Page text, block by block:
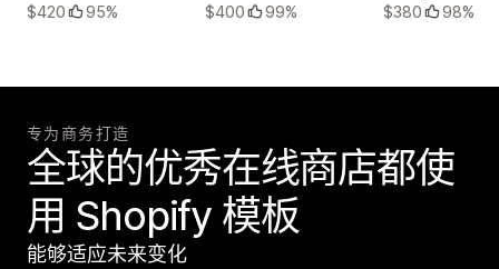
$420
95%
$400
99%
$380
98%
专为商务打造
全球的优秀在线商店都使
用 Shopify 模板
能够适应未来变化